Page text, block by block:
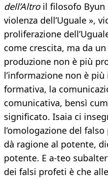
dell’Altroil filosofo Byun
violenza dell’Uguale »,
proliferazione
come crescita, ma da
produzione non è più
l’informazione non è
formativa, la
comunicativa, bensì
significato. Isaia ci
l’omologazione del
dà ragione al potente,
potente. E a-teo
dei falsi profeti è che